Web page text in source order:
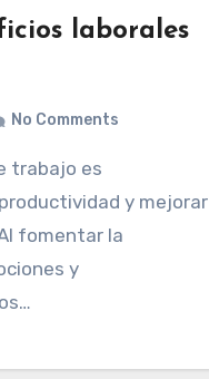
laborales
No Comments
y mejorar
fomentar la
y